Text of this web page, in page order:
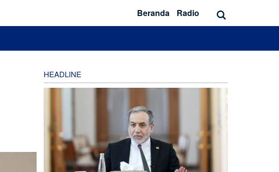
Beranda Radio
HEADLINE